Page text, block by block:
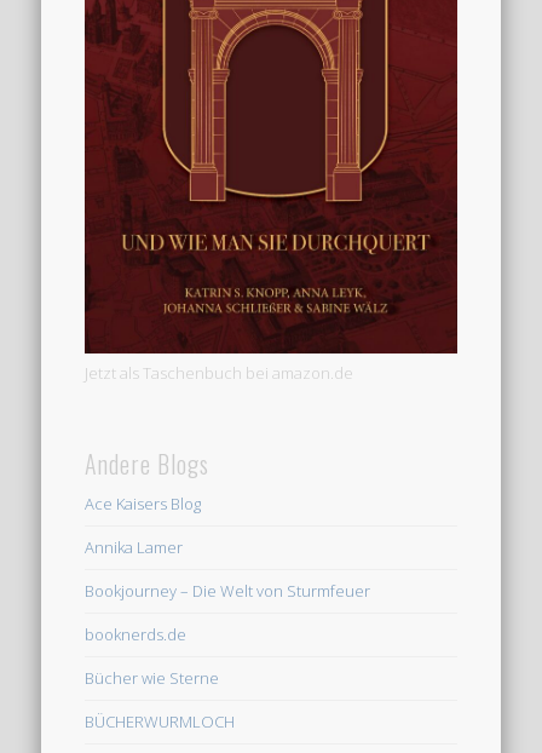
Jetzt als Taschenbuch bei amazon.de
Andere Blogs
Ace Kaisers Blog
Annika Lamer
Bookjourney – Die Welt von Sturmfeuer
booknerds.de
Bücher wie Sterne
BÜCHERWURMLOCH